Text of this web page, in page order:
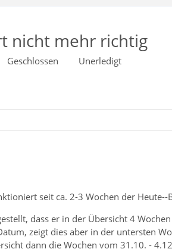
nicht mehr richtig
Geschlossen Unerledigt
seit ca. 2-3 Wochen der
dass er in der Übersicht 4
zeigt dies aber in der untersten
dann die Wochen vom 31.10. -